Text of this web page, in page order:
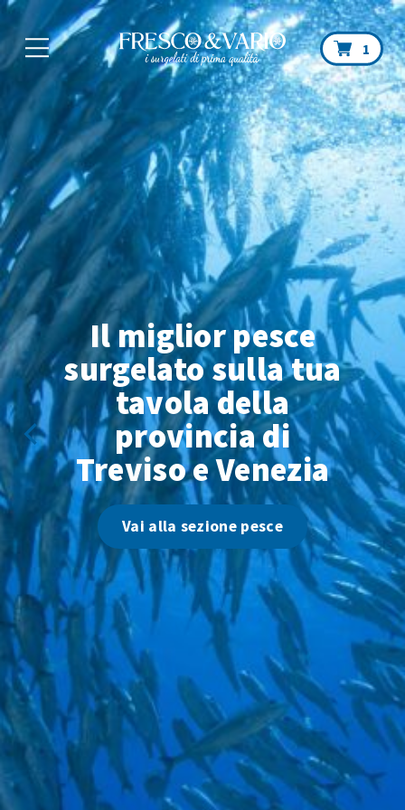
1
Il miglior pesce
surgelato sulla tua
tavoladella
provincia di
Treviso e Venezia
Vai alla sezione pesce